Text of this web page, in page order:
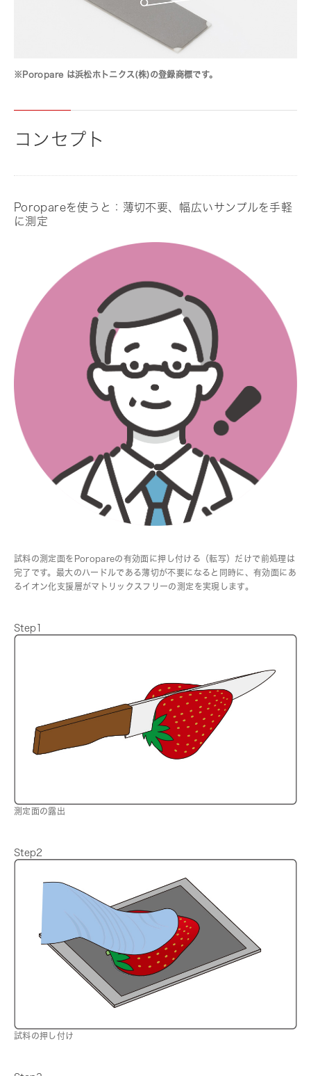
※Poropare は浜松ホトニクス(株)の登録商標です。
コンセプト
Poropareを使うと：薄切不要、幅広いサンプルを手軽
に測定
試料の測定面をPoropareの有効面に押し付ける（転写）だけで前処理は
完了です。最大のハードルである薄切が不要になると同時に、有効面にあ
るイオン化支援層がマトリックスフリーの測定を実現します。
Step1
測定面の露出
Step2
試料の押し付け